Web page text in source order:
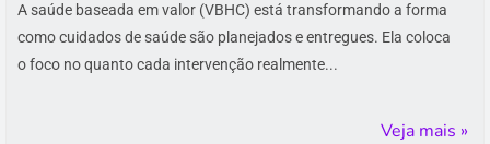
A saúde baseada em valor (VBHC) está transformando a forma
como cuidados de saúde são planejados e entregues. Ela coloca
o foco no quanto cada intervenção realmente...
Veja mais »